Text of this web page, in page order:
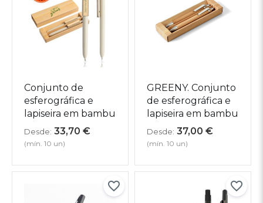
Conjunto de
esferográfica e
lapiseira em bambu
Desde: 33,70 €
(mín. 10 un)
GREENY. Conjunto
de esferográfica e
lapiseira em bambu
Desde: 37,00 €
(mín. 10 un)